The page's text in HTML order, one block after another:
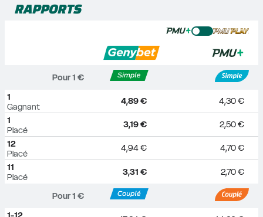
RAPPORTS
Pour 1 €
1
Gagnant
4,89 €
4,30 €
1
Placé
3,19 €
2,50 €
12
Placé
4,94 €
4,70 €
11
Placé
3,31 € 2,70 €
Pour 1 €